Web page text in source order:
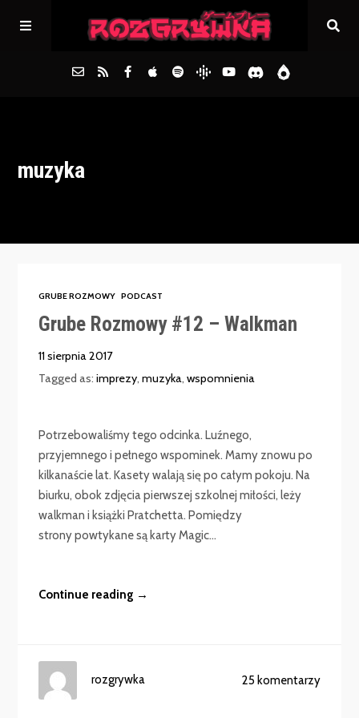
Archiwum
muzyka
GRUBE ROZMOWY PODCAST
Grube Rozmowy #12 – Walkman
11 sierpnia 2017
Tagged as:imprezy,muzyka,wspomnienia
Potrzebowaliśmy tego odcinka. Luźnego,
przyjemnego i pełnego wspominek. Mamy znowu po
kilkanaście lat. Kasety walają się po całym pokoju. Na
biurku, obok zdjęcia pierwszej szkolnej miłości, leży
walkman i książki Pratchetta. Pomiędzy
strony powtykane są karty Magic...
Continue reading →
25 komentarzy
rozgrywka